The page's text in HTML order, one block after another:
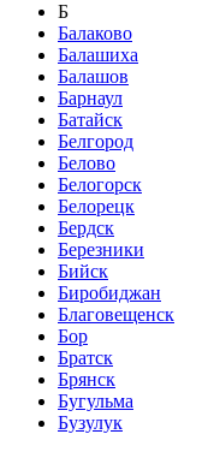
Б
Балаково
Балашиха
Балашов
Барнаул
Батайск
Белгород
Белово
Белогорск
Белорецк
Бердск
Березники
Бийск
Биробиджан
Благовещенск
Бор
Братск
Брянск
Бугульма
Бузулук